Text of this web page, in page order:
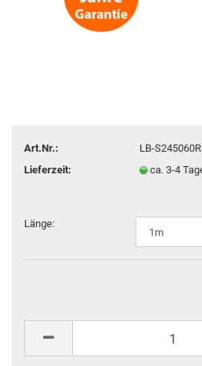
Art.Nr.:
LB-
Lieferzeit:
ca. 3-4
Länge: